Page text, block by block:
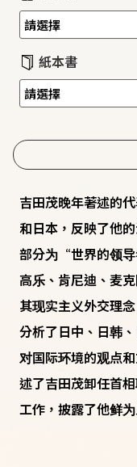
紙本書
吉田茂晚年著述的
和日本，反映了他
部分为“世界的领
高乐、肯尼迪、麦
其现实主义外交理
分析了日中、日韩
对国际环境的观点
述了吉田茂卸任首
工作，披露了他鲜